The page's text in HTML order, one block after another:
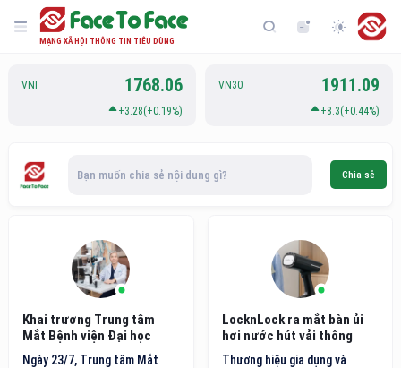
MẠNG XÃ HỘI THÔNG TIN TIÊU DÙNG
VNI 1768.06
+3.28(+0.19%)
VN30 1911.09
+8.3(+0.44%)
Bạn muốn chia sẻ nội dung gì? Chia sẻ
Khai trương Trung tâm
Mắt Bệnh viện Đại học
Phenikaa
Ngày 23/7, Trung tâm Mắt
LocknLock ra mắt bàn ủi
hơi nước hút vải thông
minh thế hệ mới
Thương hiệu gia dụng và